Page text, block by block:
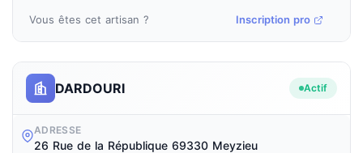
Vous êtes cet artisan ? Inscription pro
DARDOURI Actif
ADRESSE
26 Rue de la République 69330 Meyzieu